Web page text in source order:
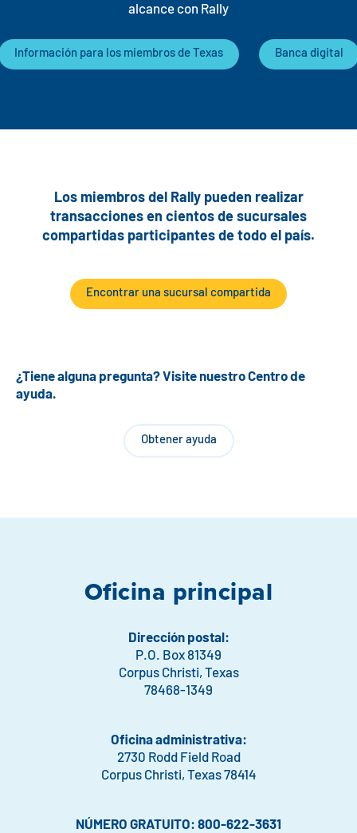
alcance con Rally
Información para los miembros de Texas Banca digital
Los miembros del Rally pueden realizar
transacciones en cientos de sucursales
compartidas participantes de todo el país.
Encontrar una sucursal compartida
¿Tiene alguna pregunta? Visite nuestro Centro de
ayuda.
Obtener ayuda
Oficina principal
Dirección postal:
P.O. Box 81349
Corpus Christi, Texas
78468-1349
Oficina administrativa:
2730 Rodd Field Road
Corpus Christi, Texas 78414
NÚMERO GRATUITO: 800-622-3631